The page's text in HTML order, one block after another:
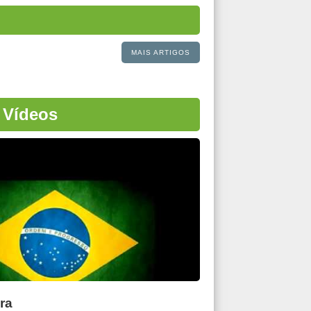
MAIS ARTIGOS